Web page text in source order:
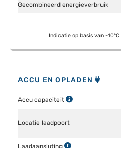
Gecombineerd energieverbruik
Indicatie op basis van -
ACCU EN OPLADEN
Accu capaciteit
Locatie laadpoort
Laadaansluting